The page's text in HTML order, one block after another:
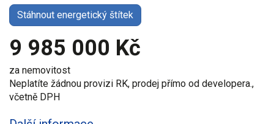
Stáhnout energetický štítek
9 985 000 Kč
za nemovitost
Neplatíte žádnou provizi RK, prodej přímo od developera.,
včetně DPH